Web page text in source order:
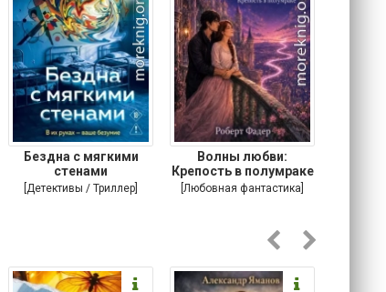
Бездна с мягкими
стенами
[Детективы / Триллер]
Волны любви:
Крепость в полумраке
[Любовная фантастика]